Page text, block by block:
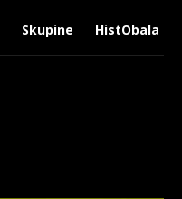
Skupine HistObala